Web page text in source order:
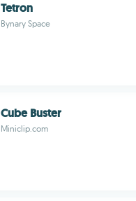
Tetron
Bynary Space
Cube Buster
Miniclip.com